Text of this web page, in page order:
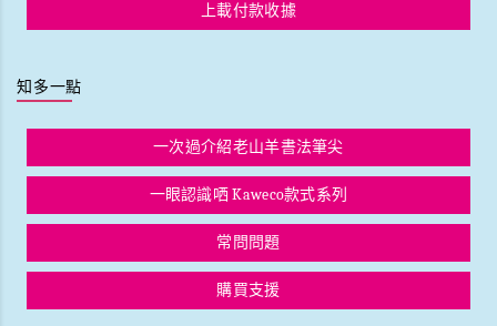
上載付款收據
知多一點
一次過介紹老山羊書法筆尖
一眼認識哂 Kaweco款式系列
常問問題
購買支援